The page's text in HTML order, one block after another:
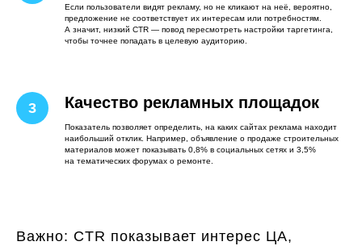
Если пользователи видят рекламу, но не кликают на неё, вероятно,
предложение не соответствует их интересам или потребностям.
А значит, низкий CTR — повод пересмотреть настройки таргетинга,
чтобы точнее попадать в целевую аудиторию.
Качество рекламных площадок
Показатель позволяет определить, на каких сайтах реклама находит
наибольший отклик. Например, объявление о продаже строительных
материалов может показывать 0,8% в социальных сетях и 3,5%
на тематических форумах о ремонте.
Важно: CTR показывает интерес ЦА,